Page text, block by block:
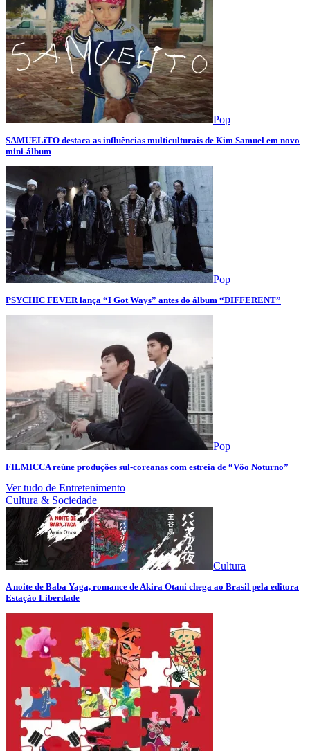
Pop
SAMUELiTO destaca as influências multiculturais de Kim Samuel em novo
mini-álbum
Pop
PSYCHIC FEVER lança “I Got Ways” antes do álbum “DIFFERENT”
Pop
FILMICCA reúne produções sul-coreanas com estreia de “Vôo Noturno”
Ver tudo de Entretenimento
Cultura & Sociedade
Cultura
A noite de Baba Yaga, romance de Akira Otani chega ao Brasil pela editora
Estação Liberdade